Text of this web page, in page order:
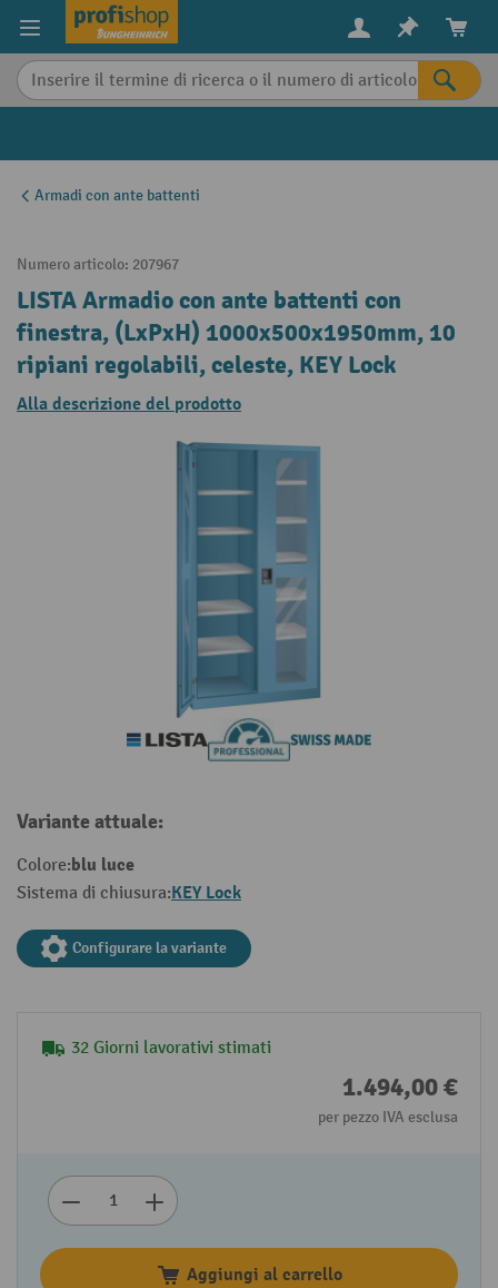
content
Armadi con ante battenti
Numero articolo: 207967
LISTA Armadio con ante battenti con
finestra, (LxPxH) 1000x500x1950mm, 10
ripiani regolabili, celeste, KEY Lock
Alla descrizione del prodotto
Variante attuale:
Colore:blu luce
Sistema di chiusura:KEY Lock
Configurare la variante
32 Giorni lavorativi stimati
1.494,00 €
per pezzo IVA esclusa
Aggiungi al carrello